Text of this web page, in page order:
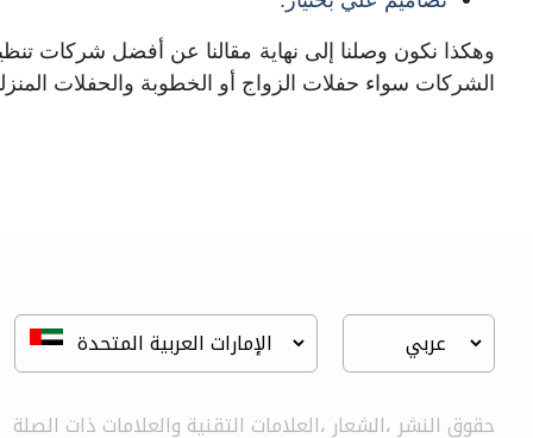
وهكذا نكون وصلنا إلى نهاية مقالنا عن أفضل شركات
الشركات سواء حفلات الزواج أو الخطوبة والحفلات
حقوق النشر ،الشعار ،العلامات التقنية والعلامات ذات الصلة